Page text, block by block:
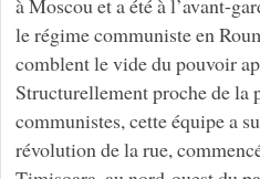
le régime communiste en
comblent le vide du pouvoir
Structurellement proche de la
communistes, cette équipe a
révolution de la rue,